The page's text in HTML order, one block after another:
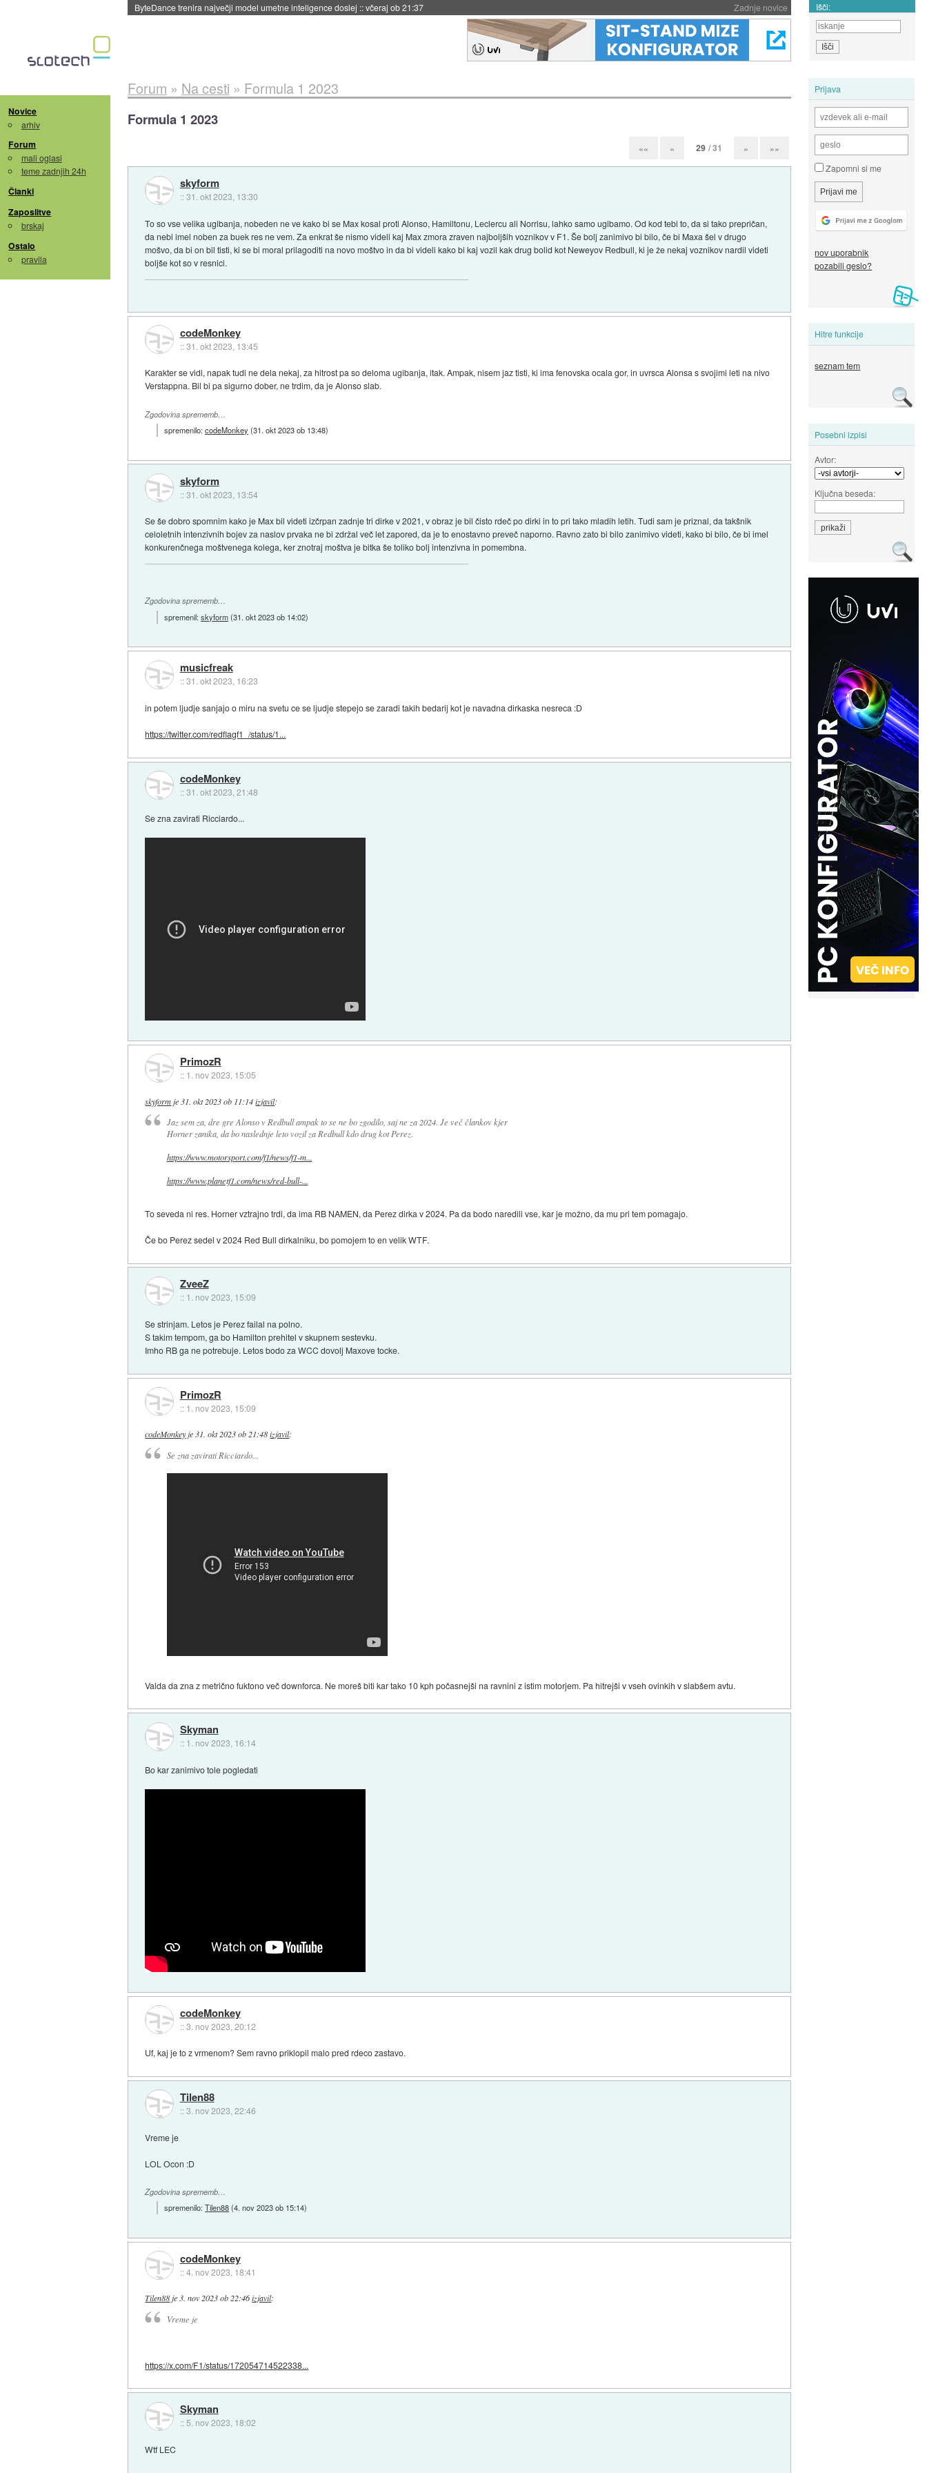
Zadnje novice
Spletne strani začele streči oglase za agente umetne inteligence::včeraj ob 21:23 Išči:
Novice
arhiv
Forum
mali oglasi
teme zadnjih 24h
Članki
Zaposlitve
brskaj
Ostalo
pravila
Prijava
Zapomni si me
nov uporabnik
pozabili geslo?
Hitre funkcije
seznam tem
Posebni izpisi
Avtor:
Ključna beseda:
Forum » Na cesti » Formula 1 2023
Formula 1 2023
«« « 29 / 31 » »»
skyform
::31. okt 2023, 13:30
To so vse velika ugibanja, nobeden ne ve kako bi se Max kosal proti Alonso, Hamiltonu, Leclercu ali Norrisu, lahko samo ugibamo. Od kod tebi to, da si tako prepričan,
da nebi imel noben za buek res ne vem. Za enkrat še nismo videli kaj Max zmora zraven najboljših voznikov v F1. Še bolj zanimivo bi bilo, če bi Maxa šel v drugo
mošvo, da bi on bil tisti, ki se bi moral prilagoditi na novo moštvo in da bi videli kako bi kaj vozil kak drug bolid kot Neweyov Redbull, ki je že nekaj voznikov nardil videti
boljše kot so v resnici.
codeMonkey
::31. okt 2023, 13:45
Karakter se vidi, napak tudi ne dela nekaj, za hitrost pa so deloma ugibanja, itak. Ampak, nisem jaz tisti, ki ima fenovska ocala gor, in uvrsca Alonsa s svojimi leti na nivo
Verstappna. Bil bi pa sigurno dober, ne trdim, da je Alonso slab.
Zgodovina sprememb…
spremenilo:codeMonkey (31. okt 2023 ob 13:48)
skyform
::31. okt 2023, 13:54
Se še dobro spomnim kako je Max bil videti izčrpan zadnje tri dirke v 2021, v obraz je bil čisto rdeč po dirki in to pri tako mladih letih. Tudi sam je priznal, da takšnik
celoletnih intenzivnih bojev za naslov prvaka ne bi zdržal več let zapored, da je to enostavno preveč naporno. Ravno zato bi bilo zanimivo videti, kako bi bilo, če bi imel
konkurenčnega moštvenega kolega, ker znotraj moštva je bitka še toliko bolj intenzivna in pomembna.
Zgodovina sprememb…
spremenil:skyform(31. okt 2023 ob 14:02)
musicfreak
::31. okt 2023, 16:23
in potem ljudje sanjajo o miru na svetu ce se ljudje stepejo se zaradi takih bedarij kot je navadna dirkaska nesreca :D
https://twitter.com/redflagf1_/status/1...
codeMonkey
::31. okt 2023, 21:48
Se zna zavirati Ricciardo...
PrimozR
:: 1. nov 2023, 15:05
skyform je 31. okt 2023 ob 11:14 izjavil:
Jaz sem za, dre gre Alonso v Redbull ampak to se ne bo zgodilo, saj ne za 2024. Je več člankov kjer
Horner zanika, da bo naslednje leto vozil za Redbull kdo drug kot Perez.
https://www.motorsport.com/f1/news/f1-m...
https://www.planetf1.com/news/red-bull-...
To seveda ni res. Horner vztrajno trdi, da ima RB NAMEN, da Perez dirka v 2024. Pa da bodo naredili vse, kar je možno, da mu pri tem pomagajo.
Če bo Perez sedel v 2024 Red Bull dirkalniku, bo pomojem to en velik WTF.
ZveeZ
:: 1. nov 2023, 15:09
Se strinjam. Letos je Perez failal na polno.
S takim tempom, ga bo Hamilton prehitel v skupnem sestevku.
Imho RB ga ne potrebuje. Letos bodo za WCC dovolj Maxove tocke.
PrimozR
:: 1. nov 2023, 15:09
codeMonkeyje31. okt 2023 ob 21:48 izjavil:
Se zna zavirati Ricciardo...
Valda da zna z metrično fuktono več downforca. Ne moreš biti kar tako 10 kph počasnejši na ravnini z istim motorjem. Pa hitrejši v vseh ovinkih v slabšem avtu.
Skyman
:: 1. nov 2023, 16:14
Bo kar zanimivo tole pogledati
codeMonkey
::3. nov 2023, 20:12
Uf, kaj je to z vrmenom? Sem ravno priklopil malo pred rdeco zastavo.
Tilen88
::3. nov 2023, 22:46
Vreme je
LOL Ocon :D
Zgodovina sprememb…
spremenilo:Tilen88(4. nov 2023 ob 15:14)
codeMonkey
::4. nov 2023, 18:41
Tilen88je3. nov 2023 ob 22:46 izjavil:
Vreme je
https://x.com/F1/status/172054714522338...
Skyman
:: 5. nov 2023, 18:02
Wtf LEC